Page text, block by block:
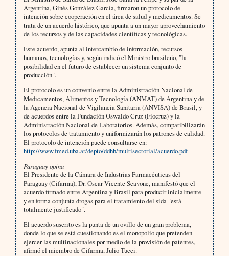
Argentina, Ginés González García, firmaron un protocolo de
intención sobre cooperación en el área de salud y medicamentos. Se
trata de un acuerdo histórico, que apunta a un mayor aprovechamiento
de los recursos y de las capacidades científicas y tecnológicas.
Este acuerdo, apunta al intercambio de información, recursos
humanos, tecnologías y, según indicó el Ministro brasileño, "la
posibilidad en el futuro de establecer un sistema conjunto de
producción".
El protocolo es un convenio entre la Administración Nacional de
Medicamentos, Alimentos y Tecnología (ANMAT) de Argentina y de
la Agencia Nacional de Vigilancia Sanitaria (ANVISA) de Brasil, y
de acuerdos entre la Fundación Oswaldo Cruz (Fiocruz) y la
Administración Nacional de Laboratorios. Además, compatibilizarán
los protocolos de tratamiento y uniformizarán los patrones de calidad.
El protocolo de intenciónpuede consultarse en:
http://www.fmed.uba.ar/depto/ddhh/multisectorial/acuerdo.pdf
Paraguay opina
El Presidente de la Cámara de Industrias Farmacéuticas del
Paraguay (Cifarma), Dr. Oscar Vicente Scavone, manifestó que el
acuerdo firmado entre Argentina y Brasil para producir inicialmente
y en forma conjunta drogas para el tratamiento del sida "está
totalmente justificado".
El acuerdo suscrito es la punta de un ovillo de un gran problema,
donde lo que se está cuestionando es el mono­polio que pretenden
ejercer las multinacionales por medio de la provisión de patentes,
afirmó el miembro de Cifarma, Julio Tucci.